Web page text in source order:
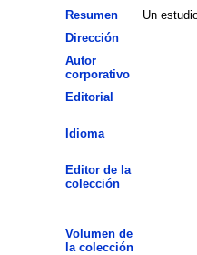
Resumen
Un
Dirección
Autor
corporativo
Editorial
Idioma
Editor de la
colección
Volumen de
la colección